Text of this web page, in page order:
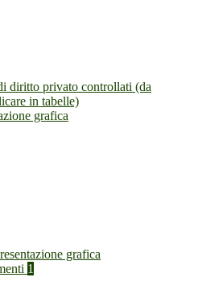
diritto privato controllati (da
in tabelle)
grafica
grafica
1